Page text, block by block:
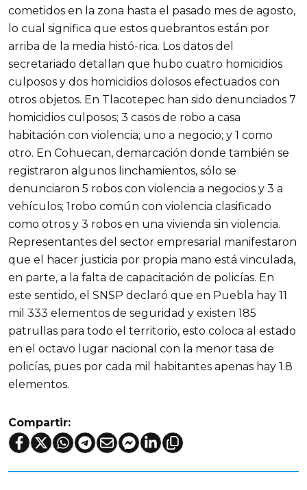
cometidos en la zona hasta el pasado mes de agosto,
lo cual significa que estos quebrantos están por
arriba de la media histó-rica. Los datos del
secretariado detallan que hubo cuatro homicidios
culposos y dos homicidios dolosos efectuados con
otros objetos. En Tlacotepec han sido denunciados 7
homicidios culposos; 3 casos de robo a casa
habitación con violencia; uno a negocio; y 1 como
otro. En Cohuecan, demarcación donde también se
registraron algunos linchamientos, sólo se
denunciaron 5 robos con violencia a negocios y 3 a
vehículos; 1robo común con violencia clasificado
como otros y 3 robos en una vivienda sin violencia.
Representantes del sector empresarial manifestaron
que el hacer justicia por propia mano está vinculada,
en parte, a la falta de capacitación de policías. En
este sentido, el SNSP declaró que en Puebla hay 11
mil 333 elementos de seguridad y existen 185
patrullas para todo el territorio, esto coloca al estado
en el octavo lugar nacional con la menor tasa de
policías, pues por cada mil habitantes apenas hay 1.8
elementos.
Compartir: